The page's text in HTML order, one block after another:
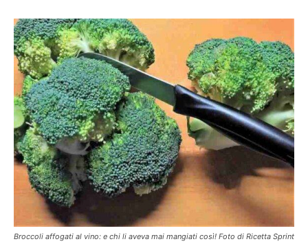
Broccoli affogati al vino: e chi li aveva mai mangiati così! Foto di Ricetta Sprint